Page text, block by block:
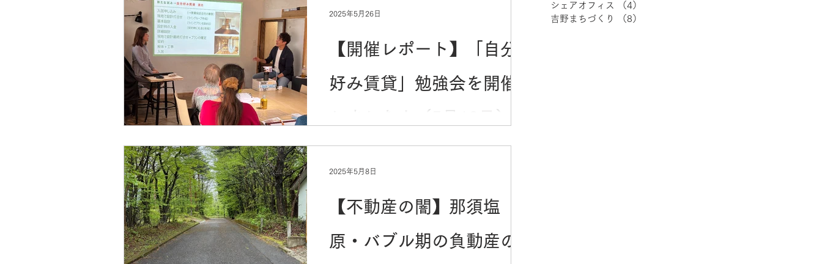
【開催レポート】「自分
好み賃貸」勉強会を開催
2025年5月26日
【不動産の闇】那須塩
原・バブル期の負動産の
2025年5月8日
シェアオフィス
（4）
吉野まちづくり
（8）